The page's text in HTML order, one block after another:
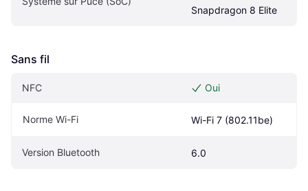
Snapdragon 8 Elite
Sans fil
NFC Oui
Norme Wi-Fi Wi-Fi 7 (802.11be)
Version Bluetooth 6.0